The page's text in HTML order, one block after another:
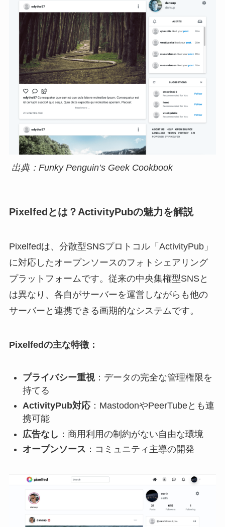
出典：Funky Penguin’s Geek Cookbook
Pixelfedとは？ActivityPubの魅力を解説
Pixelfedは、分散型SNSプロトコル「ActivityPub」
に対応したオープンソースのフォトシェアリング
プラットフォームです。従来の中央集権型SNSと
は異なり、各自がサーバーを運営しながらも他の
サーバーと連携できる画期的なシステムです。
Pixelfedの主な特徴：
プライバシー重視：データの完全な管理権限を
持てる
ActivityPub対応：MastodonやPeerTubeとも連
携可能
広告なし ：商用利用の制約がない自由な環境
オープンソース ：コミュニティ主導の開発